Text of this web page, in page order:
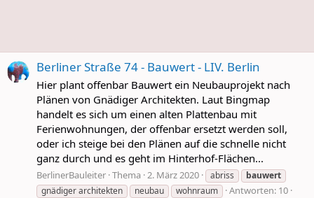
Berliner Straße 74 - Bauwert - LIV. Berlin
Hier plant offenbar Bauwert ein Neubauprojekt nach
Plänen von Gnädiger Architekten. Laut Bingmap
handelt es sich um einen alten Plattenbau mit
Ferienwohnungen, der offenbar ersetzt werden soll,
oder ich steige bei den Plänen auf die schnelle nicht
ganz durch und es geht im Hinterhof-Flächen...
BerlinerBauleiter Thema 2. März 2020 abriss
bauwert
gnädiger architekten
neubau wohnraum
Antworten: 10